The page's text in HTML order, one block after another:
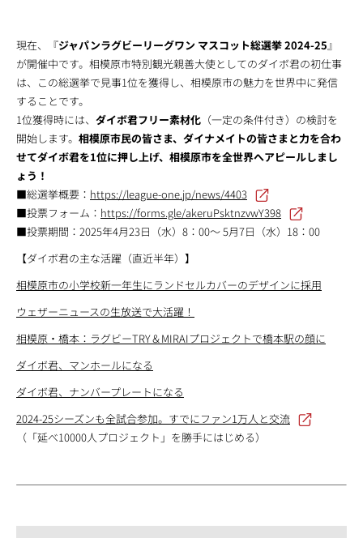
現在、『ジャパンラグビーリーグワン マスコット総選挙 2024-25 』
が開催中です。相模原市特別観光親善大使としてのダイボ君の初仕事
は、この総選挙で見事1位を獲得し、相模原市の魅力を世界中に発信
することです。
1位獲得時には、 ダイボ君フリー素材化 （一定の条件付き）の検討を
開始します。 相模原市民の皆さま、ダイナメイトの皆さまと力を合わ
せてダイボ君を1位に押し上げ、相模原市を全世界へアピールしまし
ょう！
■総選挙概要： https://league-one.jp/news/4403
■投票フォーム： https://forms.gle/akeruPsktnzvwY398
■投票期間：2025年4月23日（水）8：00～ 5月7日（水）18：00
【ダイボ君の主な活躍（直近半年）】
相模原市の小学校新一年生にランドセルカバーのデザインに採用
ウェザーニュースの生放送で大活躍！
相模原・橋本：ラグビーTRY＆MIRAIプロジェクトで橋本駅の顔に
ダイボ君、マンホールになる
ダイボ君、ナンバープレートになる
2024-25シーズンも全試合参加。すでにファン1万人と交流
（「延べ10000人プロジェクト」を勝手にはじめる）